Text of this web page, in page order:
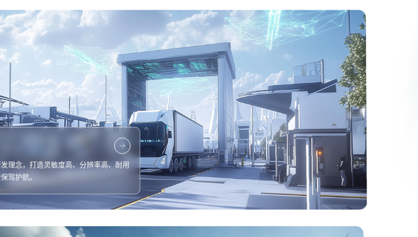
理念，打造灵敏度高、分辨率高、耐用
驾护航。